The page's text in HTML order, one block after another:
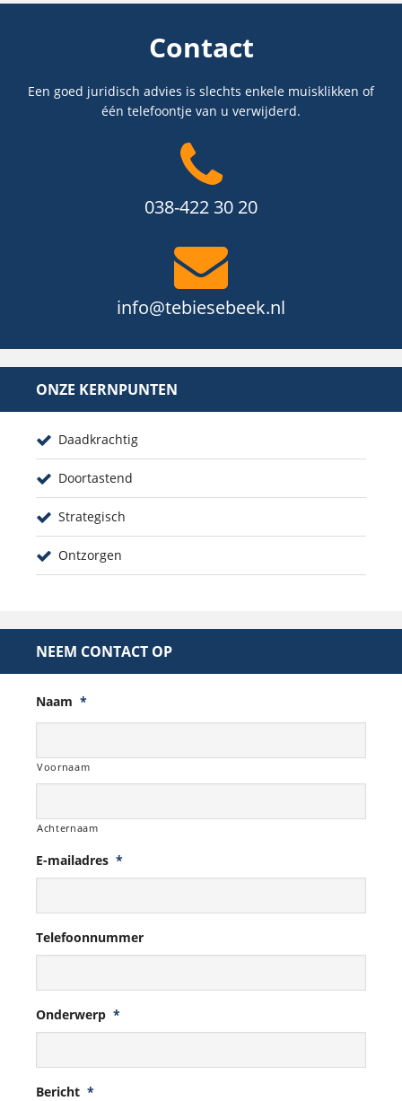
Contact
Een goed juridisch advies is slechts enkele muisklikken of
één telefoontje van u verwijderd.
038-422 30 20
info@tebiesebeek.nl
ONZE KERNPUNTEN
Daadkrachtig
Doortastend
Strategisch
Ontzorgen
NEEM CONTACT OP
Naam *
Voornaam
Achternaam
E-mailadres *
Telefoonnummer
Onderwerp *
Bericht *